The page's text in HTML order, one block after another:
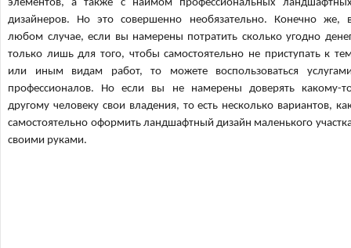
элементов, а также с наймом профессиональных
дизайнеров. Но это совершенно необязательно. Конечно же,
любом случае, если вы намерены потратить сколько угодно
только лишь для того, чтобы самостоятельно не приступать к
или иным видам работ, то можете воспользоваться
профессионалов. Но если вы не намерены доверять какому-
другому человеку свои владения, то есть несколько вариантов,
самостоятельно оформить ландшафтный дизайн маленького
своими руками.